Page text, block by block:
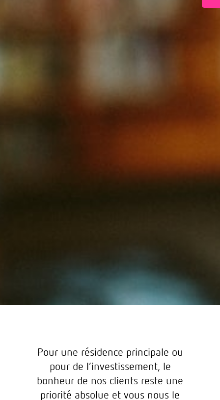
Pour une résidence principale ou
pour de l’investissement, le
bonheur de nos clients reste une
priorité absolue et vous nous le